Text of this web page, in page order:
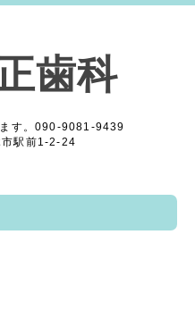
歯科
す。090-9081-9439
駅前1-2-24